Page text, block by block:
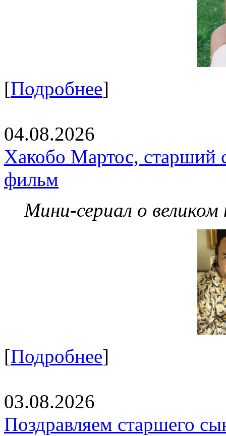
[Подробнее]
04.08.2026
Хакобо Мартос, старший
фильм
Мини-сериал о великом
[Подробнее]
03.08.2026
Поздравляем старшего